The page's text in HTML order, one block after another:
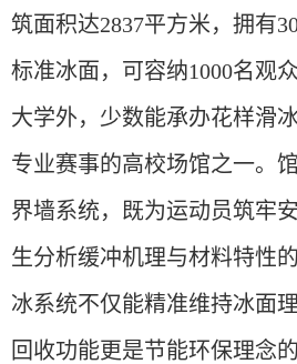
筑面积达2837平方米，拥有
标准冰面，可容纳1000名观
大学外，少数能承办花样滑
专业赛事的高校场馆之一。
界墙系统，既为运动员筑牢
生分析缓冲机理与材料特性
冰系统不仅能精准维持冰面
回收功能更是节能环保理念